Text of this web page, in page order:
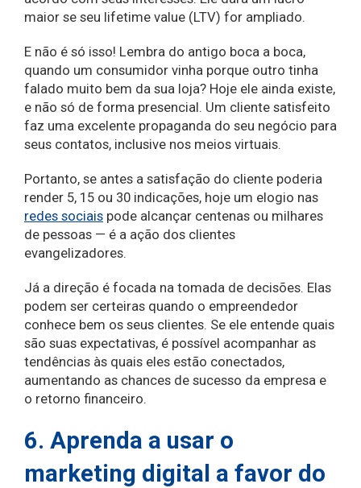
maior se seu lifetime value (LTV) for ampliado.
E não é só isso! Lembra do antigo boca a boca,
quando um consumidor vinha porque outro tinha
falado muito bem da sua loja? Hoje ele ainda existe,
e não só de forma presencial. Um cliente satisfeito
faz uma excelente propaganda do seu negócio para
seus contatos, inclusive nos meios virtuais.
Portanto, se antes a satisfação do cliente poderia
render 5, 15 ou 30 indicações, hoje um elogio nas
redes sociais pode alcançar centenas ou milhares
de pessoas — é a ação dos clientes
evangelizadores.
Já a direção é focada na tomada de decisões. Elas
podem ser certeiras quando o empreendedor
conhece bem os seus clientes. Se ele entende quais
são suas expectativas, é possível acompanhar as
tendências às quais eles estão conectados,
aumentando as chances de sucesso da empresa e
o retorno financeiro.
6. Aprenda a usar o
marketing digital a favor do